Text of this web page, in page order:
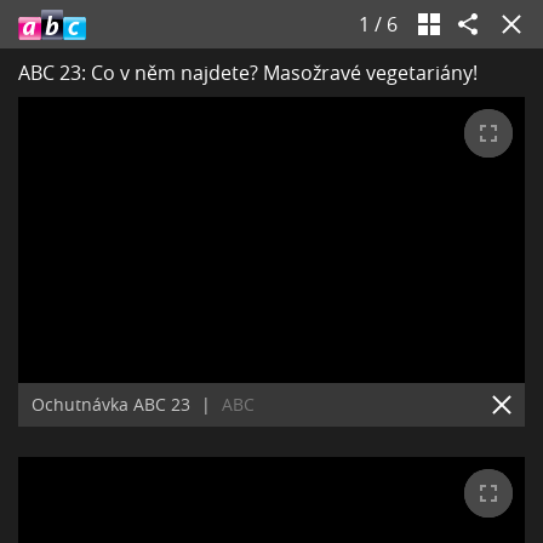
1 / 6
ABC 23: Co v něm najdete? Masožravé vegetariány!
Ochutnávka ABC 23 | ABC